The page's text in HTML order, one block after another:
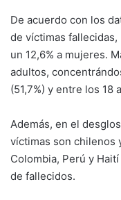
De acuerdo con los
de víctimas
un 12,6% a mujeres.
adultos,
(51,7%) y entre los 18
Además, en el
víctimas son chilenos
Colombia, Perú y
de fallecidos.